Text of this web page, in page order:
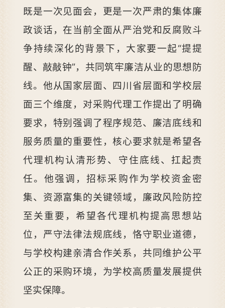
既是一次见面会，更是一次严肃的集体廉
政谈话，在当前全面从严治党和反腐败斗
争持续深化的背景下，大家要一起“提提
醒、敲敲钟”，共同筑牢廉洁从业的思想防
线。他从国家层面、四川省层面和学校层
面三个维度，对采购代理工作提出了明确
要求，特别强调了程序规范、廉洁底线和
服务质量的重要性，核心要求就是希望各
代理机构认清形势、守住底线、扛起责
任。他强调，招标采购作为学校资金密
集、资源富集的关键领域，廉政风险防控
至关重要，希望各代理机构提高思想站
位，严守法律法规底线，恪守职业道德，
与学校构建亲清合作关系，共同维护公平
公正的采购环境，为学校高质量发展提供
坚实保障。